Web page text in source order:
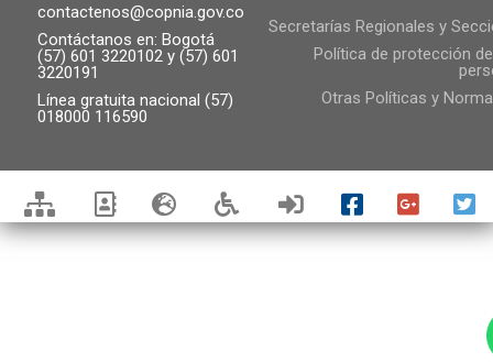
contactenos@copnia.gov.co
Contáctanos en: Bogotá
(57) 601 3220102 y (57) 601
3220191
Línea gratuita nacional (57)
018000 116590
Secretarías Regionales y
Política de protección
Otras Políticas y